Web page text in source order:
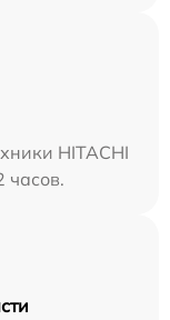
HITACHI
часов.